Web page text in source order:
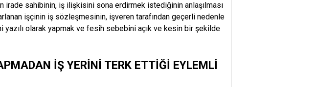
irade sahibinin, iş ilişkisini sona erdirmek istediğinin anlaşılması
işçinin iş sözleşmesinin, işveren tarafından geçerli nedenle
olarak yapmak ve fesih sebebini açık ve kesin bir şekilde
İŞ YERİNİ TERK ETTİĞİ EYLEMLİ